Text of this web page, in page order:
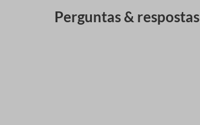
Perguntas & respostas